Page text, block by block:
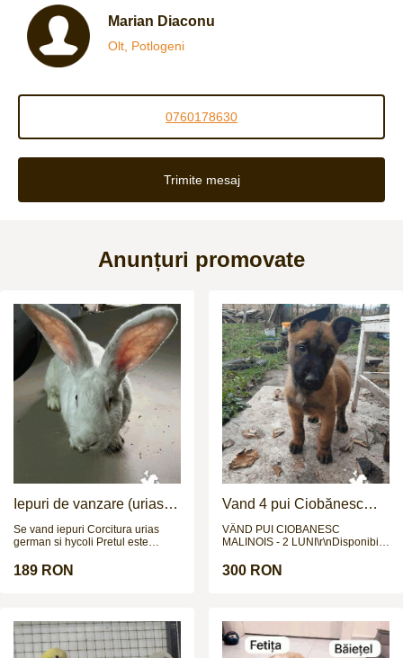
Marian Diaconu
Olt, Potlogeni
0760178630
Trimite mesaj
Anunțuri promovate
Iepuri de vanzare (urias
Se vand iepuri Corcitura urias
german si hycoli Pretul este
189 RON
Vand 4 pui Ciobănesc
Belgian - 2 luni
VÂND PUI CIOBANESC
MALINOIS - 2 LUNI\r\nDisponibili:
femelă)\r\nVârstă: 2
300 EUR (negociabil)\r\nLocație:
Sibiu\r\nCățeluși sănătoși,
300 RON